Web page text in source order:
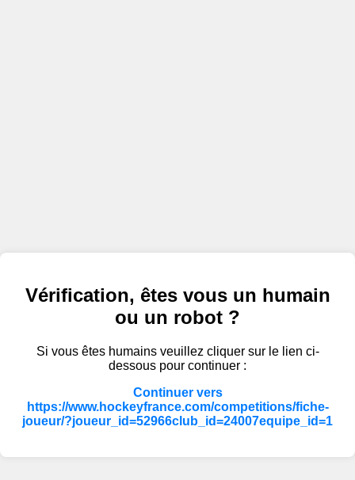
Vérification, êtes vous un humain
ou un robot ?
Si vous êtes humains veuillez cliquer sur le lien ci-
dessous pour continuer :
Continuer vers
https://www.hockeyfrance.com/competitions/fiche-
joueur/?joueur_id=52966club_id=24007equipe_id=1